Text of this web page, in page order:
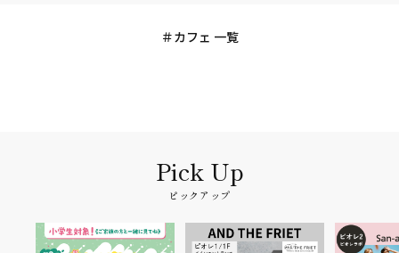
カフェ 一覧
ピックアップ